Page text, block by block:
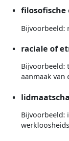
Bijvoorbeeld:
raciale of
Bijvoorbeeld:
aanmaak van
Bijvoorbeeld: